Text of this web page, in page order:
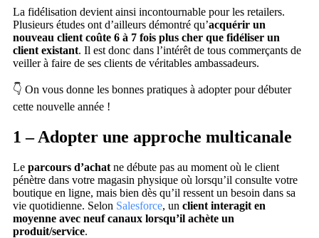
La fidélisation devient ainsi incontournable pour les retailers.
Plusieurs études ont d’ailleurs démontré qu’acquérir un
nouveau client coûte 6 à 7 fois plus cher que fidéliser un
client existant. Il est donc dans l’intérêt de tous commerçants de
veiller à faire de ses clients de véritables ambassadeurs.
👇 On vous donne les bonnes pratiques à adopter pour débuter
cette nouvelle année !
1 – Adopter une approche multicanale
Le parcours d’achat ne débute pas au moment où le client
pénètre dans votre magasin physique où lorsqu’il consulte votre
boutique en ligne, mais bien dès qu’il ressent un besoin dans sa
vie quotidienne. Selon Salesforce, un client interagit en
moyenne avec neuf canaux lorsqu’il achète un
produit/service.